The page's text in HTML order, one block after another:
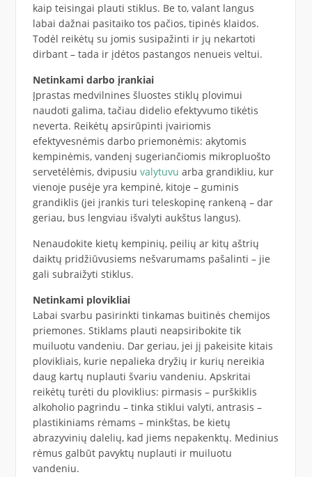
kaip teisingai plauti stiklus. Be to, valant langus
labai dažnai pasitaiko tos pačios, tipinės klaidos.
Todėl reikėtų su jomis susipažinti ir jų nekartoti
dirbant – tada ir įdėtos pastangos nenueis veltui.
Netinkami darbo įrankiai
Įprastas medvilnines šluostes stiklų plovimui
naudoti galima, tačiau didelio efektyvumo tikėtis
neverta. Reikėtų apsirūpinti įvairiomis
efektyvesnėmis darbo priemonėmis: akytomis
kempinėmis, vandenį sugeriančiomis mikropluošto
servetėlėmis, dvipusiu valytuvu arba grandikliu, kur
vienoje pusėje yra kempinė, kitoje – guminis
grandiklis (jei įrankis turi teleskopinę rankeną – dar
geriau, bus lengviau išvalyti aukštus langus).
Nenaudokite kietų kempinių, peilių ar kitų aštrių
daiktų pridžiūvusiems nešvarumams pašalinti – jie
gali subraižyti stiklus.
Netinkami plovikliai
Labai svarbu pasirinkti tinkamas buitinės chemijos
priemones. Stiklams plauti neapsiribokite tik
muiluotu vandeniu. Dar geriau, jei jį pakeisite kitais
plovikliais, kurie nepalieka dryžių ir kurių nereikia
daug kartų nuplauti švariu vandeniu. Apskritai
reikėtų turėti du ploviklius: pirmasis – purškiklis
alkoholio pagrindu – tinka stiklui valyti, antrasis –
plastikiniams rėmams – minkštas, be kietų
abrazyvinių dalelių, kad jiems nepakenktų. Medinius
rėmus galbūt pavyktų nuplauti ir muiluotu
vandeniu.